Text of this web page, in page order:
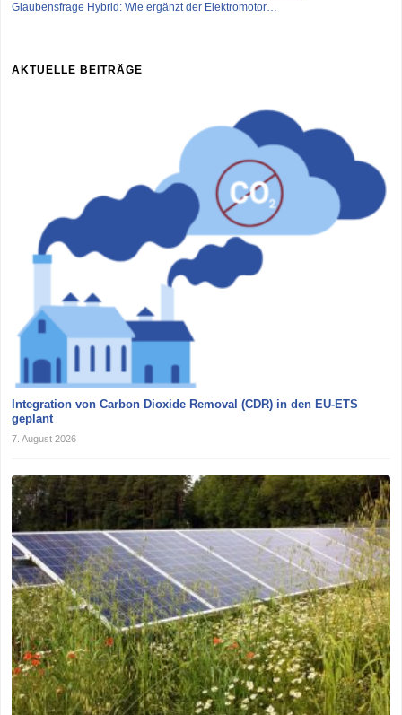
Glaubensfrage Hybrid: Wie ergänzt der Elektromotor…
AKTUELLE BEITRÄGE
Integration von Carbon Dioxide Removal (CDR) in den EU-ETS
geplant
7. August 2026